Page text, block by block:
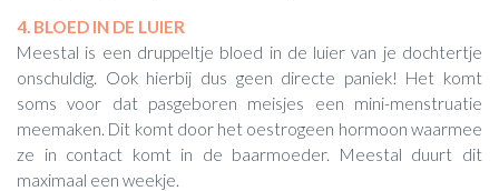
4. BLOED IN DE LUIER
Meestal is een druppeltje bloed in de luier van je dochtertje
onschuldig. Ook hierbij dus geen directe paniek! Het komt
soms voor dat pasgeboren meisjes een mini-menstruatie
meemaken. Dit komt door het oestrogeen hormoon waarmee
ze in contact komt in de baarmoeder. Meestal duurt dit
maximaal een weekje.